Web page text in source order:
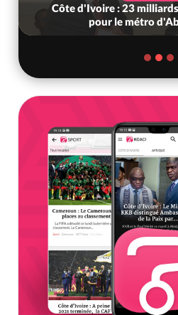
Côte d'Ivoire : 23 milliards
pour le métro